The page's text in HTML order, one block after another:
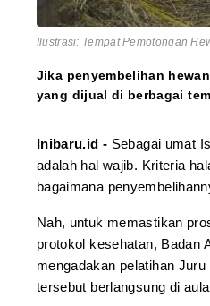
Ilustrasi: Tempat Pemotongan
Jika penyembelihan
yang dijual di berbagai
Inibaru.id - Sebagai umat
adalah hal wajib. Kriteria
bagaimana
Nah, untuk memastikan
protokol kesehatan, Badan
mengadakan pelatihan
tersebut berlangsung di